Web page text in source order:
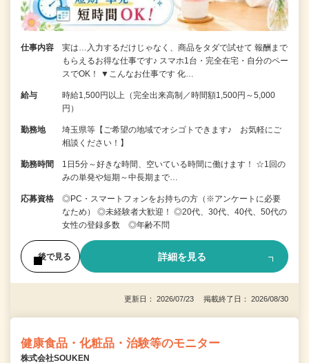
仕事内容
実は…入力するだけじゃなく、商品をタダで試せて 報酬まで
もらえるお得な仕事です♪ スマホ1台・完全在宅・自分のペー
スでOK！ ▼こんなお仕事です 化…
給与
時給1,500円以上（完全出来高制／時間額1,500円～5,000
円）
勤務地
埼玉県等【ご希望の地域でオシゴトできます♪ お気軽にご
相談ください！】
勤務時間
1日5分～好きな時間、空いている時間に働けます！ ☆1回の
みの単発や短期～中長期まで…
応募資格
◎PC・スマートフォンをお持ちの方（※アンケートに必要
なため） ◎未経験者大歓迎！ ◎20代、30代、40代、50代の
女性の登録多数 ◎年齢不問
後で見る 詳細を見る
更新日： 2026/07/23 掲載終了日： 2026/08/30
健康食品・化粧品・治験等のモニター
株式会社SOUKEN